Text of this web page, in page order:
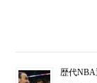
歴代NBA